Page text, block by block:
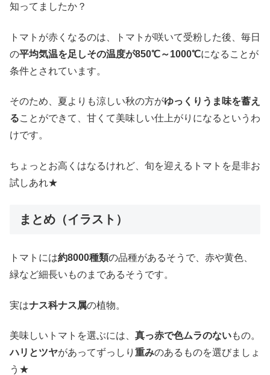
知ってましたか？
トマトが赤くなるのは、トマトが咲いて受粉した後、毎日
の平均気温を足しその温度が850℃～1000℃になることが
条件とされています。
そのため、夏よりも涼しい秋の方がゆっくりうま味を蓄え
ることができて、甘くて美味しい仕上がりになるというわ
けです。
ちょっとお高くはなるけれど、旬を迎えるトマトを是非お
試しあれ★
まとめ（イラスト）
トマトには約8000種類の品種があるそうで、赤や黄色、
緑など細長いものまであるそうです。
実はナス科ナス属の植物。
美味しいトマトを選ぶには、 真っ赤で色ムラのないもの。
ハリとツヤがあってずっしり 重みのあるものを選びましょ
う★